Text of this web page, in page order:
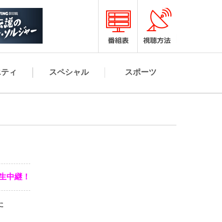
ィ スペシャル スポーツ
中継！